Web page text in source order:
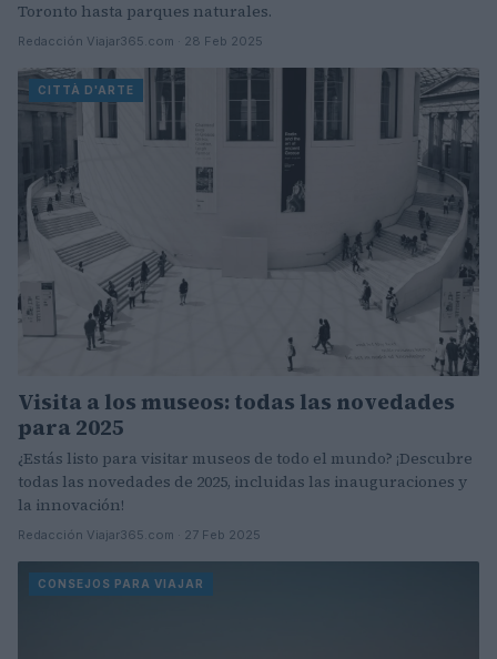
Toronto hasta parques naturales.
Redacción Viajar365.com · 28 Feb 2025
CITTÀ D'ARTE
Visita a los museos: todas las novedades
para 2025
¿Estás listo para visitar museos de todo el mundo? ¡Descubre
todas las novedades de 2025, incluidas las inauguraciones y
la innovación!
Redacción Viajar365.com · 27 Feb 2025
CONSEJOS PARA VIAJAR